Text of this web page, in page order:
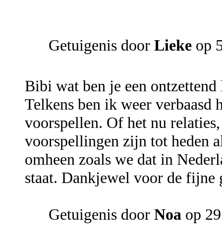
Getuigenis door Lieke op
Bibi wat ben je een
Telkens ben ik weer verbaasd
voorspellen. Of het nu
voorspellingen zijn tot heden
omheen zoals we dat in
staat. Dankjewel voor de fijne
Getuigenis door Noa op